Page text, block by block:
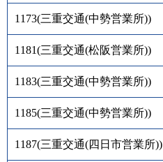
1173(三重交通(中勢営業所))
1181(三重交通(松阪営業所))
1183(三重交通(中勢営業所))
1185(三重交通(中勢営業所))
1187(三重交通(四日市営業所))